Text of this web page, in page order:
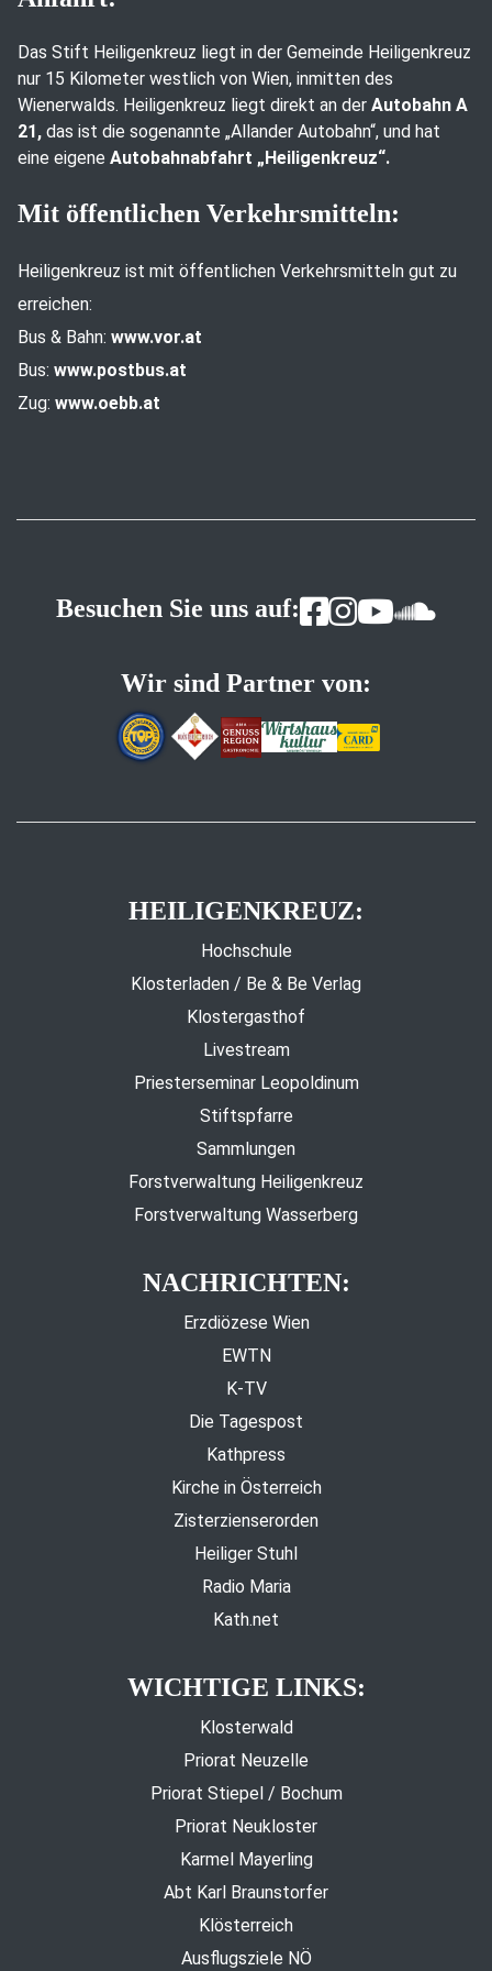
Das Stift Heiligenkreuz liegt in der Gemeinde Heiligenkreuz
nur 15 Kilometer westlich von Wien, inmitten des
Wienerwalds. Heiligenkreuz liegt direkt an der Autobahn A
21, das ist die sogenannte „Allander Autobahn“, und hat
eine eigene Autobahnabfahrt „Heiligenkreuz“.
Mit öffentlichen Verkehrsmitteln:
Heiligenkreuz ist mit öffentlichen Verkehrsmitteln gut zu
erreichen:
Bus & Bahn: www.vor.at
Bus: www.postbus.at
Zug: www.oebb.at
Besuchen Sie uns auf:
Wir sind Partner von:
HEILIGENKREUZ:
Hochschule
Klosterladen / Be & Be Verlag
Klostergasthof
Livestream
Priesterseminar Leopoldinum
Stiftspfarre
Sammlungen
Forstverwaltung Heiligenkreuz
Forstverwaltung Wasserberg
NACHRICHTEN:
Erzdiözese Wien
EWTN
K-TV
Die Tagespost
Kathpress
Kirche in Österreich
Zisterzienserorden
Heiliger Stuhl
Radio Maria
Kath.net
WICHTIGE LINKS:
Klosterwald
Priorat Neuzelle
Priorat Stiepel / Bochum
Priorat Neukloster
Karmel Mayerling
Abt Karl Braunstorfer
Klösterreich
Ausflugsziele NÖ